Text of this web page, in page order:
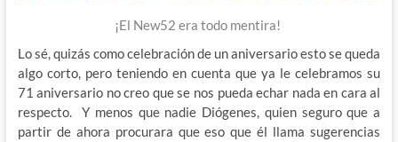
¡El New52 era todo mentira!
Lo sé, quizás como celebración de un aniversario esto se queda
algo corto, pero teniendo en cuenta que ya le celebramos su
71 aniversario no creo que se nos pueda echar nada en cara al
respecto. Y menos que nadie Diógenes, quien seguro que a
partir de ahora procurara que eso que él llama sugerencias